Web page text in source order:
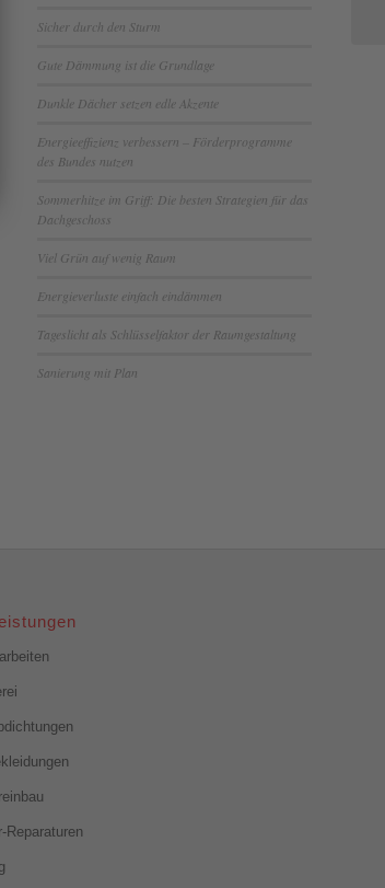
Sicher durch den Sturm
Gute Dämmung ist die Grundlage
Dunkle Dächer setzen edle Akzente
Energieeffizienz verbessern – Förderprogramme
des Bundes nutzen
Sommerhitze im Griff: Die besten Strategien für das
Dachgeschoss
Viel Grün auf wenig Raum
Energieverluste einfach eindämmen
Tageslicht als Schlüsselfaktor der Raumgestaltung
Sanierung mit Plan
Reparaturen